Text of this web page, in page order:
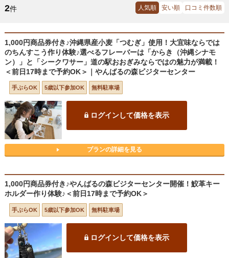
2件 人気順 安い順 口コミ件数順
1,000円商品券付き♪沖縄県産小麦「つむぎ」使用！大宜味ならでは
のちんすこう作り体験♪選べるフレーバーは「からき（沖縄シナモ
ン）」と「シークワサー」道の駅おおぎみならではの魅力が満載！
＜前日17時まで予約OK＞｜やんばるの森ビジターセンター
手ぶらOK 5歳以下参加OK 無料駐車場
ログインして価格を表示
プランの詳細を見る
1,000円商品券付き♪やんばるの森ビジターセンター開催！鮫革キー
ホルダー作り体験♪＜前日17時まで予約OK＞
手ぶらOK 5歳以下参加OK 無料駐車場
ログインして価格を表示